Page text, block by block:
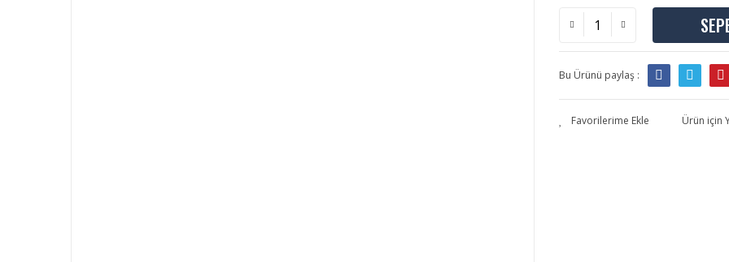
Bu Ürünü paylaş :
Ürün için